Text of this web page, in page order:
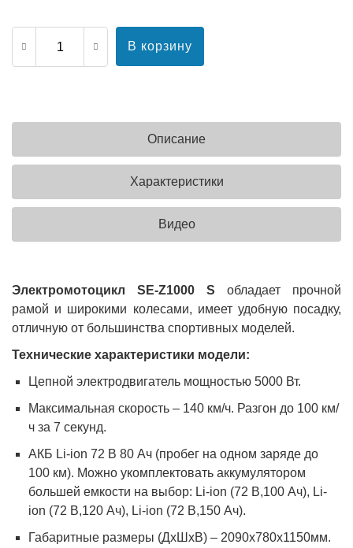
В корзину
Описание
Характеристики
Видео
Электромотоцикл SE-Z1000 S обладает прочной
рамой и широкими колесами, имеет удобную посадку,
отличную от большинства спортивных моделей.
Технические характеристики модели:
Цепной электродвигатель мощностью 5000 Вт.
Максимальная скорость – 140 км/ч. Разгон до 100 км/
ч за 7 секунд.
АКБ Li-ion 72 В 80 Ач (пробег на одном заряде до
100 км). Можно укомплектовать аккумулятором
большей емкости на выбор: Li-ion (72 В,100 Ач), Li-
ion (72 В,120 Ач), Li-ion (72 В,150 Ач).
Габаритные размеры (ДxШxВ) – 2090х780х1150мм.